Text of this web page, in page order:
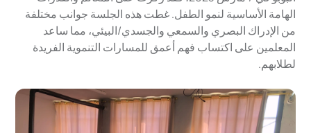
الهامة الأساسية لنمو الطفل. غطت هذه الجلسة جوانب مختلفة
من الإدراك البصري والسمعي والجسدي/البيئي، مما ساعد
المعلمين على اكتساب فهم أعمق للمسارات التنموية الفريدة
لطلابهم.